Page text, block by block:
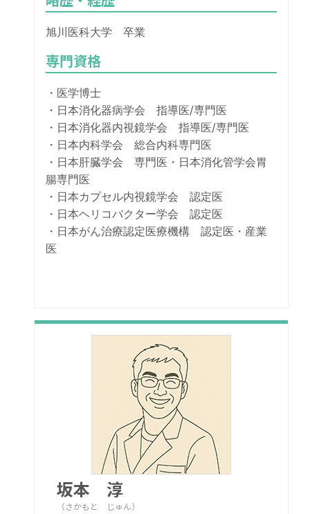
旭川医科大学 卒業
専門資格
・医学博士
・日本消化器病学会 指導医/専門医
・日本消化器内視鏡学会 指導医/専門医
・日本内科学会 総合内科専門医
・日本肝臓学会 専門医・日本消化管学会胃
腸専門医
・日本カプセル内視鏡学会 認定医
・日本ヘリコバクター学会 認定医
・日本がん治療認定医療機構 認定医・産業
医
坂本 淳
（さかもと じゅん）